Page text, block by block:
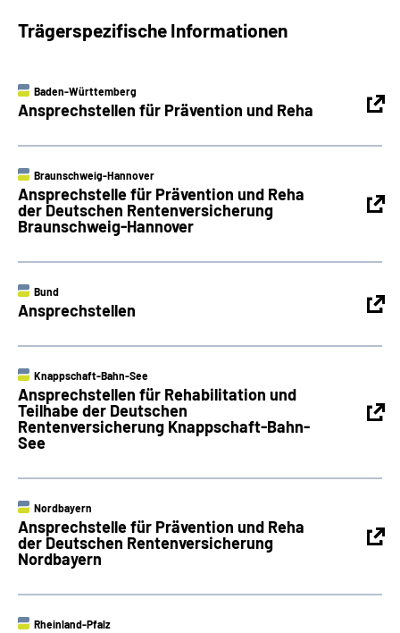
Trägerspezifische Informationen
Baden-Württemberg
Ansprechstellen für Prävention und Reha
Braunschweig-Hannover
Ansprechstelle für Prävention und Reha
der Deutschen Rentenversicherung
Braunschweig-Hannover
Bund
Ansprechstellen
Knappschaft-Bahn-See
Ansprechstellen für Rehabilitation und
Teilhabe der Deutschen
Rentenversicherung Knappschaft-Bahn-
See
Nordbayern
Ansprechstelle für Prävention und Reha
der Deutschen Rentenversicherung
Nordbayern
Rheinland-Pfalz